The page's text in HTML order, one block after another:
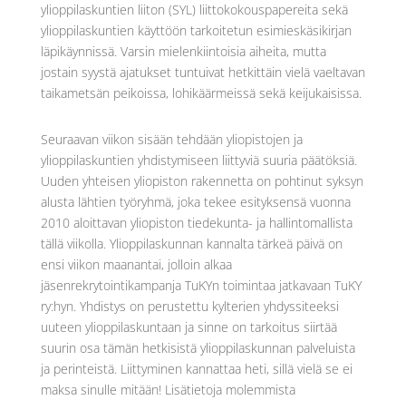
ylioppilaskuntien liiton (SYL) liittokokouspapereita sekä
ylioppilaskuntien käyttöön tarkoitetun esimieskäsikirjan
läpikäynnissä. Varsin mielenkiintoisia aiheita, mutta
jostain syystä ajatukset tuntuivat hetkittäin vielä vaeltavan
taikametsän peikoissa, lohikäärmeissä sekä keijukaisissa.
Seuraavan viikon sisään tehdään yliopistojen ja
ylioppilaskuntien yhdistymiseen liittyviä suuria päätöksiä.
Uuden yhteisen yliopiston rakennetta on pohtinut syksyn
alusta lähtien työryhmä, joka tekee esityksensä vuonna
2010 aloittavan yliopiston tiedekunta- ja hallintomallista
tällä viikolla. Ylioppilaskunnan kannalta tärkeä päivä on
ensi viikon maanantai, jolloin alkaa
jäsenrekrytointikampanja TuKYn toimintaa jatkavaan TuKY
ry:hyn. Yhdistys on perustettu kylterien yhdyssiteeksi
uuteen ylioppilaskuntaan ja sinne on tarkoitus siirtää
suurin osa tämän hetkisistä ylioppilaskunnan palveluista
ja perinteistä. Liittyminen kannattaa heti, sillä vielä se ei
maksa sinulle mitään! Lisätietoja molemmista